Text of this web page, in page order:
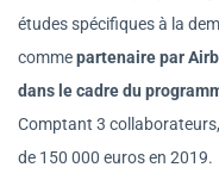
études spécifiques à la
commepartenaire par
dans le cadre du
Comptant 3
de 150 000 euros en 2019.